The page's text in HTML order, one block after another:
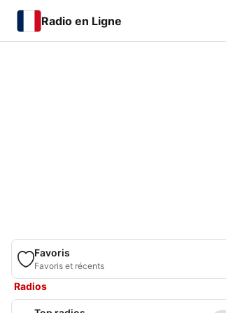
Radio en Ligne
Favoris
Favoris et récents
Radios